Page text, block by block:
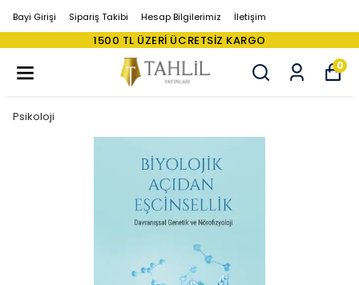
Bayi Girişi Sipariş Takibi Hesap Bilgilerimiz İletişim
1500 TL ÜZERI ÜCRETSIZ KARGO
0
Psikoloji